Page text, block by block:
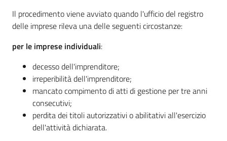
Il procedimento viene avviato quando l'ufficio del registro
delle imprese rileva una delle seguenti circostanze:
per le imprese individuali:
decesso dell'imprenditore;
irreperibilità dell'imprenditore;
mancato compimento di atti di gestione per tre anni
consecutivi;
perdita dei titoli autorizzativi o abilitativi all'esercizio
dell'attività dichiarata.